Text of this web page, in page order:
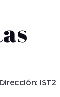
Dirección: IST2